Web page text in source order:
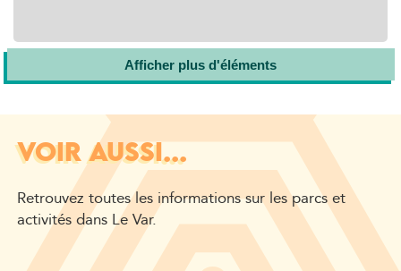
Afficher plus d'éléments
VOIR AUSSI...
Retrouvez toutes les informations sur les parcs et
activités dans Le Var.